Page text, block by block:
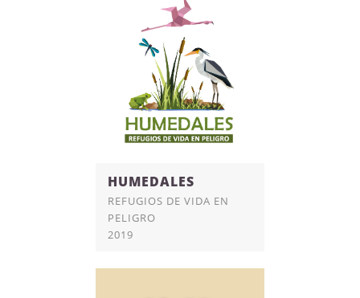
HUMEDALES
REFUGIOS DE VIDA EN
PELIGRO
2019